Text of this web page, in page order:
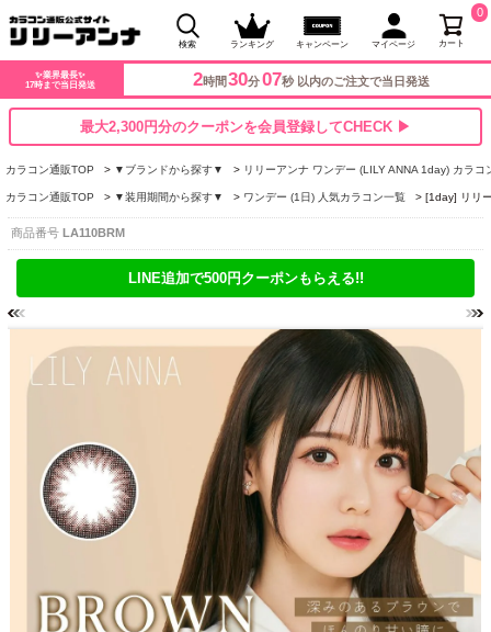
検索 ランキング キャンペーン マイページ カート
0
✨業界最長✨
17時まで当日発送
2時間 30分06秒 以内のご注文で当日発送
最大2,300円分のクーポンを会員登録してCHECK ▶
カラコン通販TOP ▼ブランドから探す▼ リリーアンナ ワンデー (LILY ANNA 1day) カラコ
カラコン通販TOP ▼装用期間から探す▼ ワンデー (1日) 人気カラコン一覧 [1day] リリ
商品番号 LA110BRM
LINE追加で500円クーポンもらえる!!